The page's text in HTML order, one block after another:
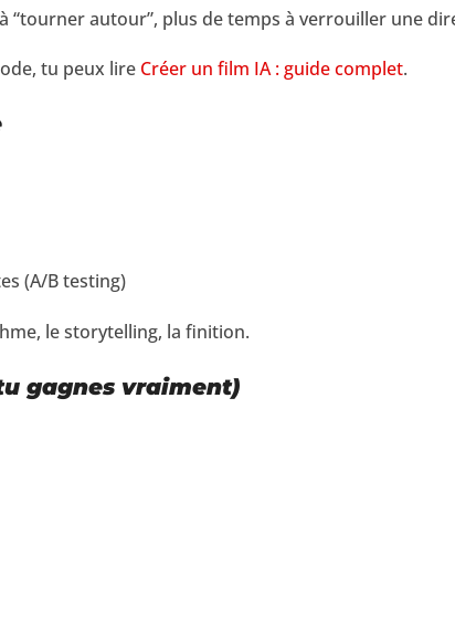
“tourner autour”, plus de temps à verrouiller une
tu peux lire Créer un film IA : guide complet.
(A/B testing)
le storytelling, la finition.
gagnes vraiment)